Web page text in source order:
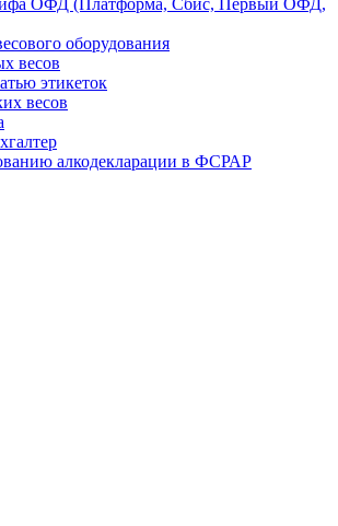
ОФД (Платформа, Сбис, Первый ОФД,
оборудования
весов
этикеток
весов
алкодекларации в ФСРАР